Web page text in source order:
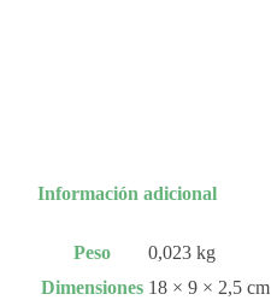
Información adicional
Peso
0,023 kg
Dimensiones 18 × 9 × 2,5 cm